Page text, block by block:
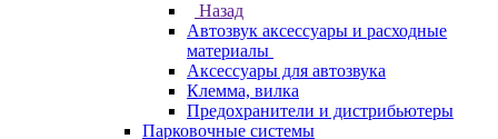
Назад
Автозвук аксессуары и расходные
материалы
Аксессуары для автозвука
Клемма, вилка
Предохранители и дистрибьютеры
Парковочные системы